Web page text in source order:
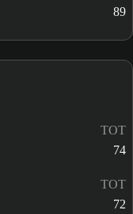
89
TOT
74
TOT
72